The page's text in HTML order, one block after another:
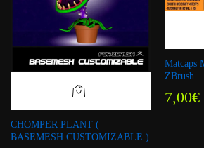
CHOMPER PLANT (
BASEMESH CUSTOMIZABLE )
Matcaps
ZBrush
7,00€